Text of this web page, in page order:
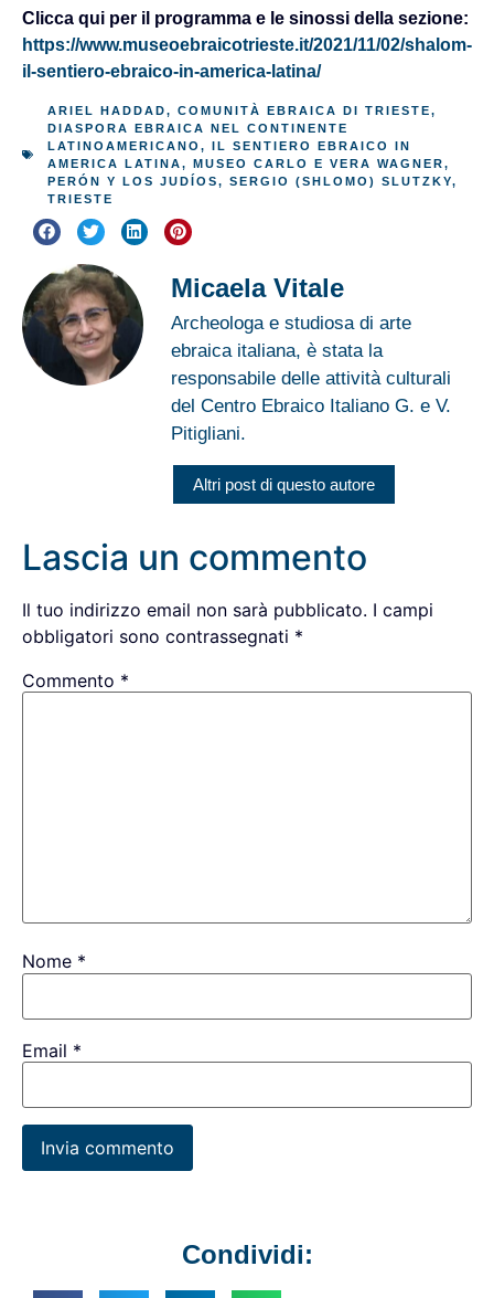
Clicca qui per il programma e le sinossi della sezione:
https://www.museoebraicotrieste.it/2021/11/02/shalom-
il-sentiero-ebraico-in-america-latina/
ARIEL HADDAD, COMUNITÀ EBRAICA DI TRIESTE,
DIASPORA EBRAICA NEL CONTINENTE
LATINOAMERICANO , IL SENTIERO EBRAICO IN
AMERICA LATINA, MUSEO CARLO E VERA WAGNER,
PERÓN Y LOS JUDÍOS, SERGIO (SHLOMO) SLUTZKY,
TRIESTE
Micaela Vitale
Archeologa e studiosa di arte
ebraica italiana, è stata la
responsabile delle attività culturali
del Centro Ebraico Italiano G. e V.
Pitigliani.
Altri post di questo autore
Lascia un commento
Il tuo indirizzo email non sarà pubblicato. I campi
obbligatori sono contrassegnati *
Commento *
Nome *
Email *
Condividi: